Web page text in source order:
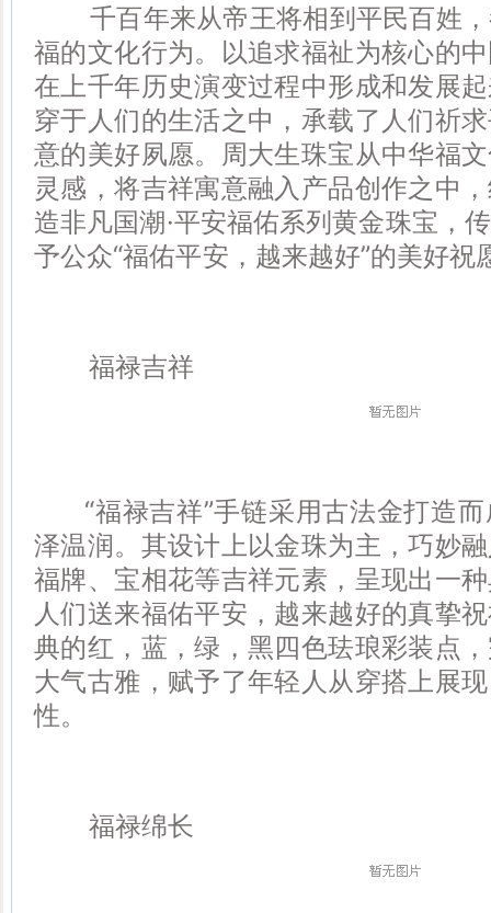
千百年来从帝王将相到平民百姓，
福的文化行为。以追求福祉为核心的
在上千年历史演变过程中形成和发展
穿于人们的生活之中，承载了人们祈
意的美好夙愿。周大生珠宝从中华福
灵感，将吉祥寓意融入产品创作之中
造非凡国潮·平安福佑系列黄金珠宝，
予公众“福佑平安，越来越好”的美好祝
福禄吉祥
“福禄吉祥”手链采用古法金打造而
泽温润。其设计上以金珠为主，巧妙
福牌、宝相花等吉祥元素，呈现出一
人们送来福佑平安，越来越好的真挚
典的红，蓝，绿，黑四色珐琅彩装点
大气古雅，赋予了年轻人从穿搭上展
性。
福禄绵长